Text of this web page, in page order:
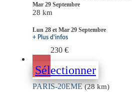
Mar 29 Septembre
28 km
Lun 28 et Mar 29 Septembre
+ Plus d'infos
230 €
Sélectionner
PARIS-20EME(28 km)